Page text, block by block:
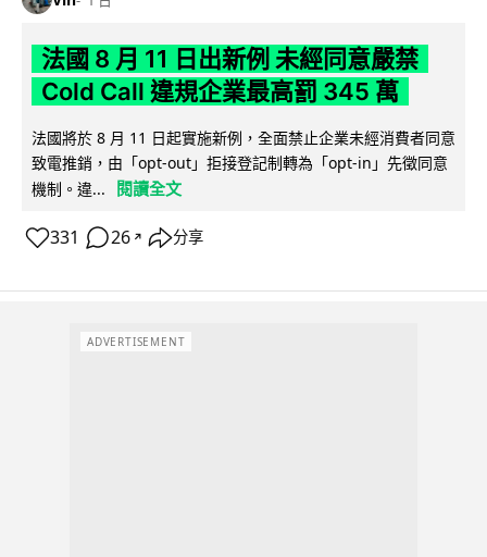
法國 8 月 11 日出新例 未經同意嚴禁
Cold Call 違規企業最高罰 345 萬
法國將於 8 月 11 日起實施新例，全面禁止企業未經消費者同意
致電推銷，由「opt-out」拒接登記制轉為「opt-in」先徵同意
機制。違...
閱讀全文
331 26 ↗ 分享
ADVERTISEMENT